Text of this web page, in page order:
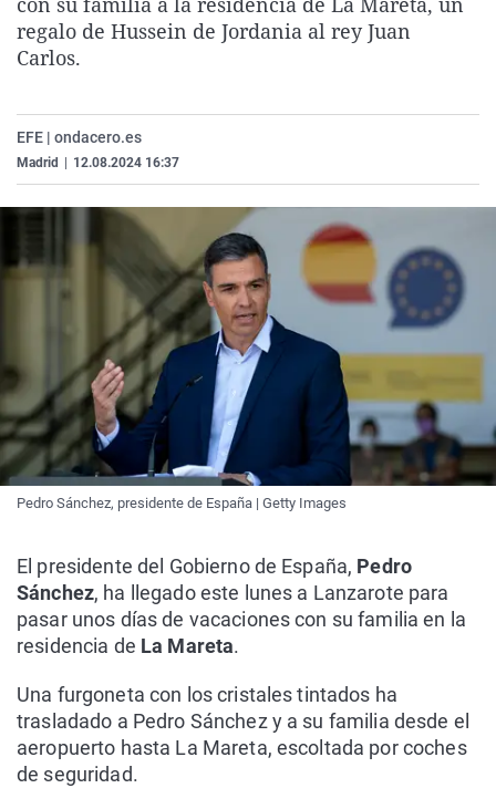
La rosa de los vientos
Caso
Extremadura
Virales
regalo de Hussein de Jordania al rey Juan
Carlos.
EFE | ondacero.es
Madrid 12.08.2024 16:37
Pedro Sánchez, presidente de España | Getty Images
El presidente del Gobierno de España, Pedro
Sánchez, ha llegado este lunes a Lanzarote para
pasar unos días de vacaciones con su familia en la
residencia de La Mareta.
Una furgoneta con los cristales tintados ha
trasladado a Pedro Sánchez y a su familia desde el
aeropuerto hasta La Mareta, escoltada por coches
de seguridad.